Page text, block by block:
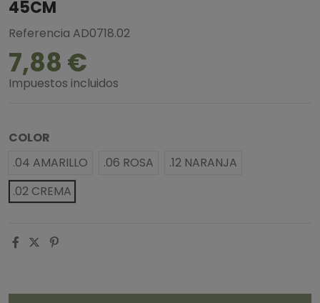
45CM
Referencia AD0718.02
7,88 €
Impuestos incluidos
COLOR
.04 AMARILLO
.06 ROSA
.12 NARANJA
.02 CREMA